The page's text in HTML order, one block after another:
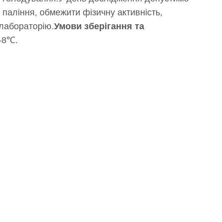
обмежити фізичну активність,
Умови зберігання та
8℃.